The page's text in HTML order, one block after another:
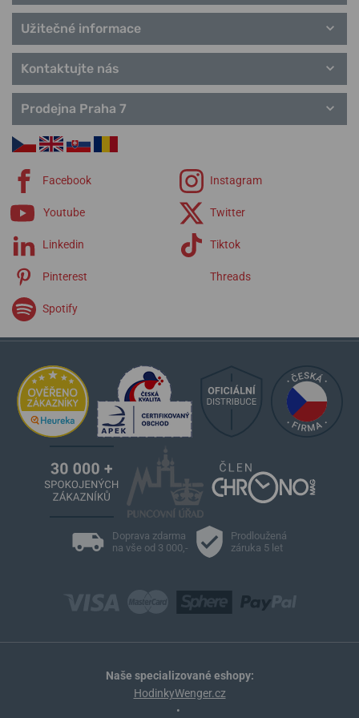
Užitečné informace
Kontaktujte nás
Prodejna Praha 7
Facebook Instagram
Youtube Twitter
Linkedin Tiktok
Pinterest Threads
Spotify
Doprava zdarma
na vše od 3 000,-
Prodloužená
záruka 5 let
Naše specializované eshopy:
HodinkyWenger.cz
•